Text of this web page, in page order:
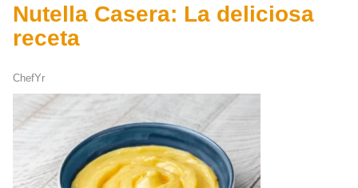
Nutella Casera: La deliciosa
receta
ChefYr